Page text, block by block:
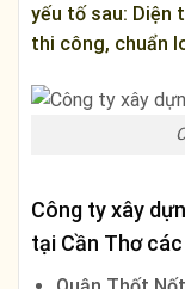
yếu tố sau: Diện
thi công, chuẩn
Công ty xây
tại Cần Thơ